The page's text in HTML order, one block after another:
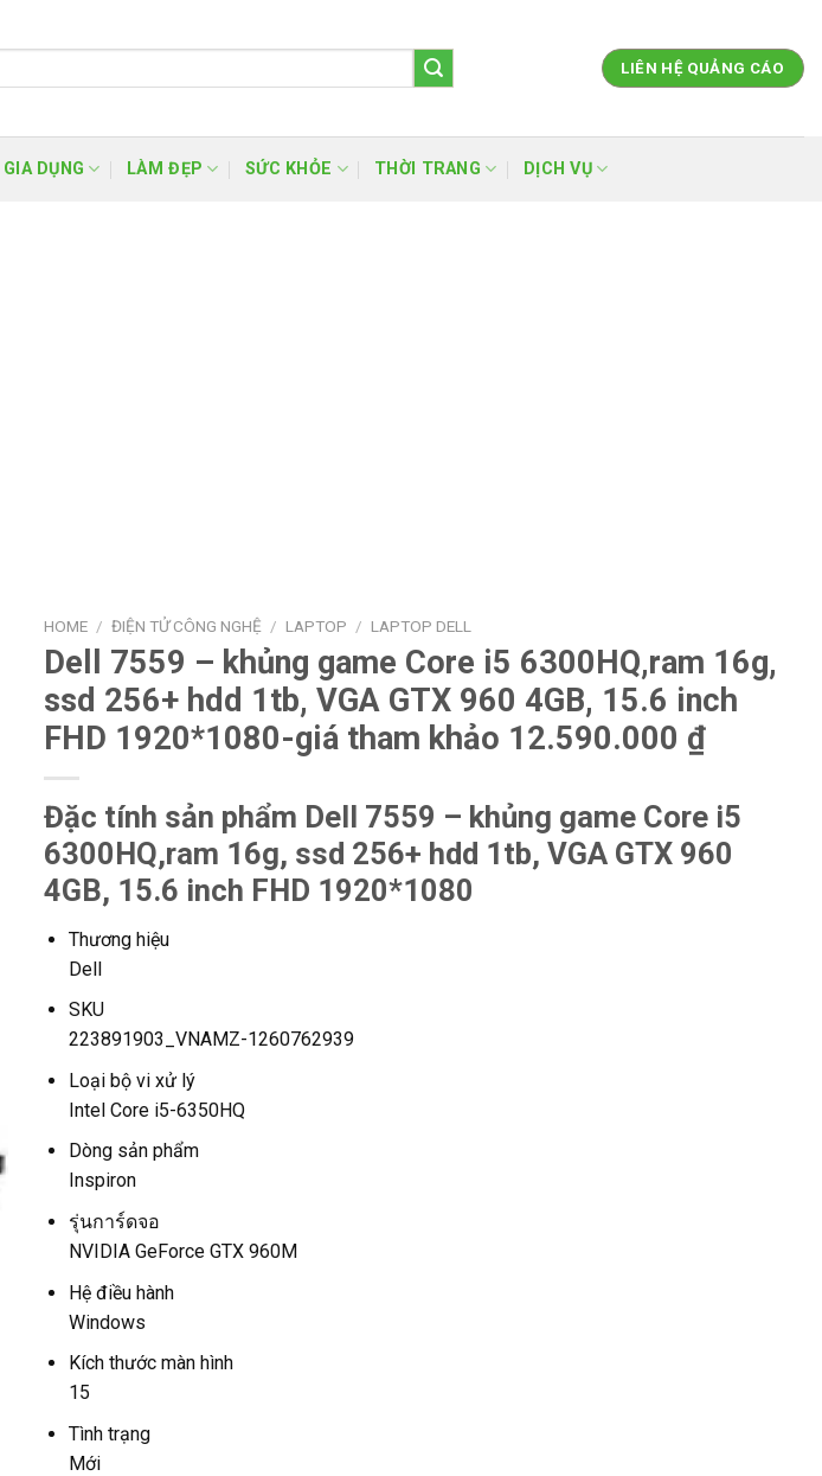
LIÊN HỆ QUẢNG CÁO
GIA DỤNG LÀM ĐẸP SỨC KHỎE THỜI TRANG DỊCH VỤ
HOME / ĐIỆN TỬ CÔNG NGHỆ / LAPTOP / LAPTOP DELL
Dell 7559 – khủng game Core i5 6300HQ,ram 16g,
ssd 256+ hdd 1tb, VGA GTX 960 4GB, 15.6 inch
FHD 1920*1080-giá tham khảo 12.590.000 ₫
Đặc tính sản phẩm Dell 7559 – khủng game Core i5
6300HQ,ram 16g, ssd 256+ hdd 1tb, VGA GTX 960
4GB, 15.6 inch FHD 1920*1080
Thương hiệu
Dell
SKU
223891903_VNAMZ-1260762939
Loại bộ vi xử lý
Intel Core i5-6350HQ
Dòng sản phẩm
Inspiron
รุ่นการ์ดจอ
NVIDIA GeForce GTX 960M
Hệ điều hành
Windows
Kích thước màn hình
15
Tình trạng
Mới